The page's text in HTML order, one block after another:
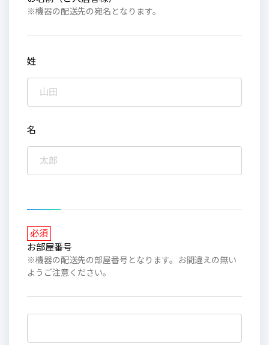
※機器の配送先の宛名となります。
姓
名
必須
お部屋番号
※機器の配送先の部屋番号となります。お間違えの無い
ようご注意ください。